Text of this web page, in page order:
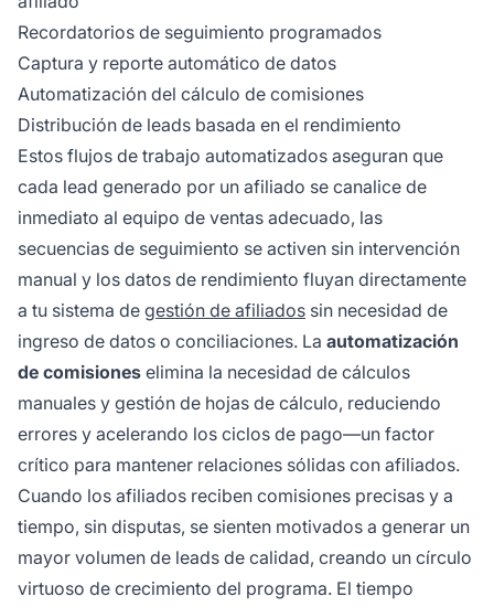
Recordatorios de seguimiento programados
Captura y reporte automático de datos
Automatización del cálculo de comisiones
Distribución de leads basada en el rendimiento
Estos flujos de trabajo automatizados aseguran que
cada lead generado por un afiliado se canalice de
inmediato al equipo de ventas adecuado, las
secuencias de seguimiento se activen sin intervención
manual y los datos de rendimiento fluyan directamente
a tu sistema de gestión de afiliados sin necesidad de
ingreso de datos o conciliaciones. La automatización
de comisiones elimina la necesidad de cálculos
manuales y gestión de hojas de cálculo, reduciendo
errores y acelerando los ciclos de pago—un factor
crítico para mantener relaciones sólidas con afiliados.
Cuando los afiliados reciben comisiones precisas y a
tiempo, sin disputas, se sienten motivados a generar un
mayor volumen de leads de calidad, creando un círculo
virtuoso de crecimiento del programa. El tiempo